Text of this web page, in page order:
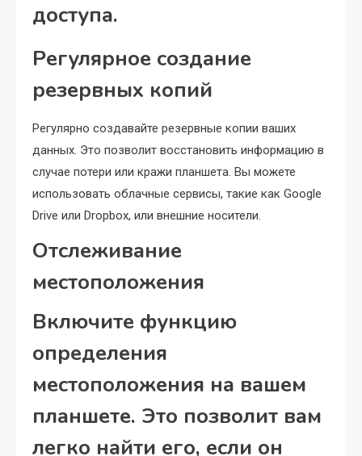
доступа.
Регулярное создание
резервных копий
Регулярно создавайте резервные копии ваших
данных. Это позволит восстановить информацию в
случае потери или кражи планшета. Вы можете
использовать облачные сервисы, такие как Google
Drive или Dropbox, или внешние носители.
Отслеживание
местоположения
Включите функцию
определения
местоположения на вашем
планшете. Это позволит вам
легко найти его, если он